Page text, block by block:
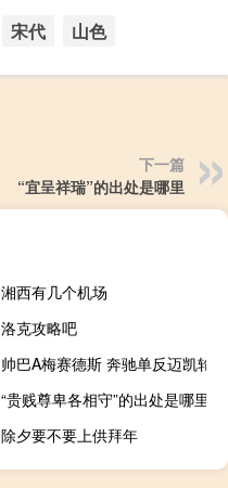
宋代 山色
下一篇
“宜呈祥瑞”的出处是哪里
湘西有几个机场
洛克攻略吧
帅巴A梅赛德斯 奔驰单反迈凯轮
“贵贱尊卑各相守”的出处是哪里
除夕要不要上供拜年